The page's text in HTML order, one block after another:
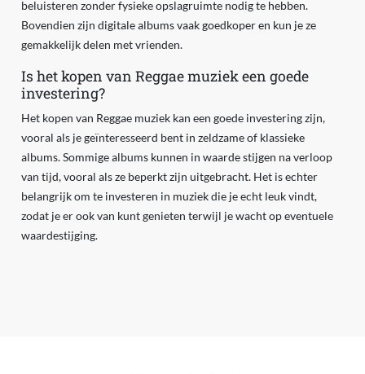
beluisteren zonder fysieke opslagruimte nodig te hebben.
Bovendien zijn digitale albums vaak goedkoper en kun je ze
gemakkelijk delen met vrienden.
Is het kopen van Reggae muziek een goede
investering?
Het kopen van Reggae muziek kan een goede investering zijn,
vooral als je geïnteresseerd bent in zeldzame of klassieke
albums. Sommige albums kunnen in waarde stijgen na verloop
van tijd, vooral als ze beperkt zijn uitgebracht. Het is echter
belangrijk om te investeren in muziek die je echt leuk vindt,
zodat je er ook van kunt genieten terwijl je wacht op eventuele
waardestijging.